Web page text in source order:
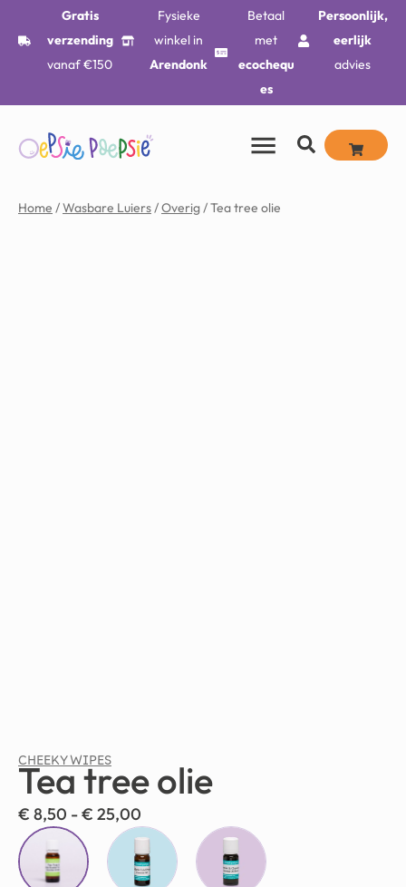
Gratis
verzending
vanaf €150
Fysieke
winkel in
Arendonk
Betaal
met
ecochequ
es
Persoonlijk,
eerlijk
advies
Home /Wasbare Luiers/Overig/ Tea tree olie
CHEEKY WIPES
Tea tree olie
€ 8,50 -€ 25,00